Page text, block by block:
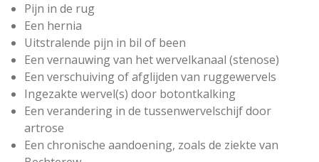
Pijn in de rug
Een hernia
Uitstralende pijn in bil of been
Een vernauwing van het wervelkanaal (stenose)
Een verschuiving of afglijden van ruggewervels
Ingezakte wervel(s) door botontkalking
Een verandering in de tussenwervelschijf door
artrose
Een chronische aandoening, zoals de ziekte van